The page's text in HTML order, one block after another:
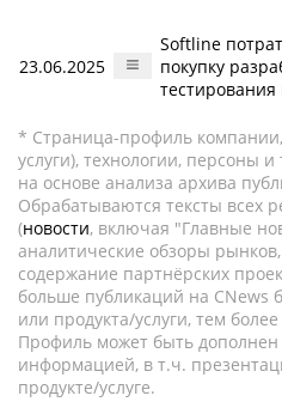
23.06.2025
Softline
покупку
* Страница-профиль
услуги), технологии, персоны
на основе анализа архива
Обрабатываются тексты всех
(новости, включая "Главные
аналитические обзоры
содержание партнёрских
больше публикаций на CNews
или продукта/услуги, тем
Профиль может быть
информацией, в т.ч.
продукте/услуге.